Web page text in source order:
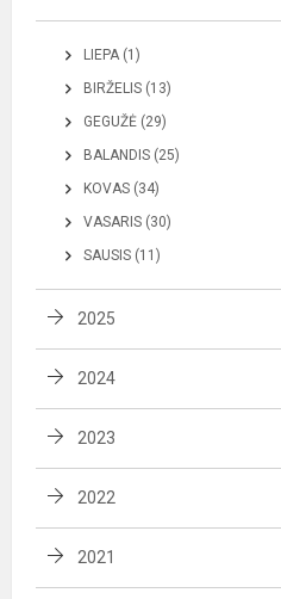
LIEPA (1)
BIRŽELIS (13)
GEGUŽĖ (29)
BALANDIS (25)
KOVAS (34)
VASARIS (30)
SAUSIS (11)
2025
2024
2023
2022
2021